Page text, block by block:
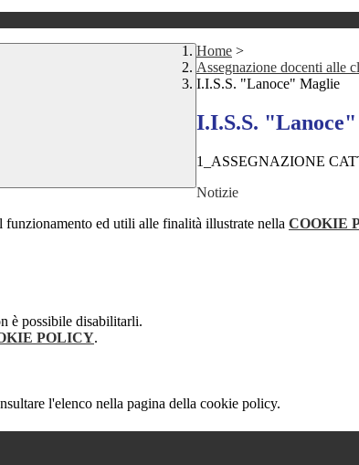
Home >
Assegnazione docenti alle
I.I.S.S. "Lanoce" Maglie
I.I.S.S.
1_ASSEGNAZIONE
Notizie
ed utili alle finalità illustrate nella COOKIE
è possibile disabilitarli.
POLICY.
l'elenco nella pagina della cookie policy.